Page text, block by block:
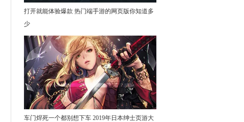
打开就能体验爆款 热门端手游的网页版你知道多
少
车门焊死一个都别想下车 2019年日本绅士页游大